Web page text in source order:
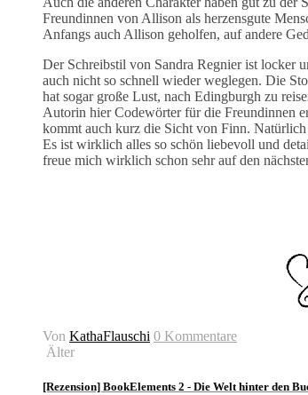
Freundinnen von Allison als herzensgute
Anfangs auch Allison geholfen, auf andere
Der Schreibstil von Sandra Regnier ist locker
auch nicht so schnell wieder weglegen. Die
hat sogar große Lust, nach Edingburgh zu
Autorin hier Codewörter für die Freundinnen
kommt auch kurz die Sicht von Finn.
Es ist wirklich alles so schön liebevoll und
freue mich wirklich schon sehr auf den
Von KathaFlauschi 0 Kommentare
Älter
[Rezension] BookElements 2 - Die Welt hinter den